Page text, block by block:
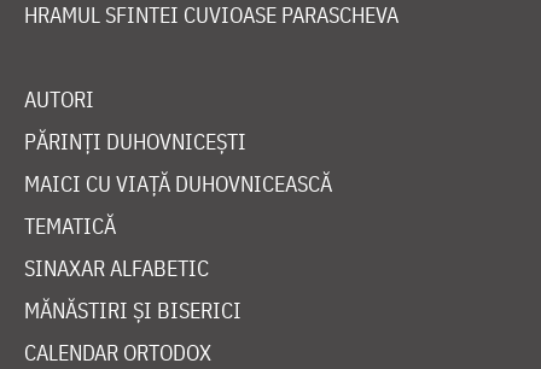
HRAMUL SFINTEI CUVIOASE PARASCHEVA
AUTORI
PĂRINȚI DUHOVNICEȘTI
MAICI CU VIAȚĂ DUHOVNICEASCĂ
TEMATICĂ
SINAXAR ALFABETIC
MĂNĂSTIRI ȘI BISERICI
CALENDAR ORTODOX